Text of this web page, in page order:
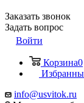
Заказать звонок
Задать вопрос
Войти
Корзина0
info@usvitok.ru